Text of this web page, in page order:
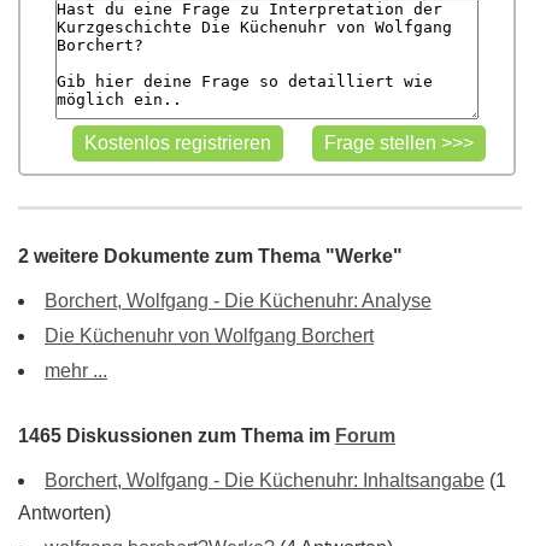
2 weitere Dokumente zum Thema "Werke"
Borchert, Wolfgang - Die Küchenuhr: Analyse
Die Küchenuhr von Wolfgang Borchert
mehr ...
1465 Diskussionen zum Thema im Forum
Borchert, Wolfgang - Die Küchenuhr: Inhaltsangabe (1
Antworten)